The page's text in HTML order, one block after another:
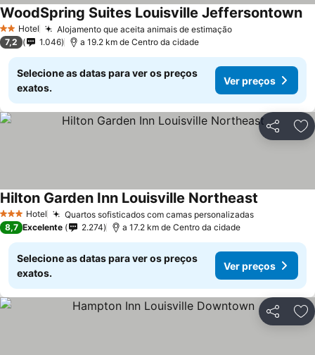
2 Estrelas
Hotel Alojamento que aceita animais de estimação
WoodSpring Suites Louisville Jeffersontown
7,2 1.046 a 19.2 km de Centro da cidade
Selecione as datas para ver os preços
exatos.
Ver preços
Partilhar
3 EstrelasHotel Quartos sofisticados com camas personalizadas
Hilton Garden Inn Louisville Northeast
8,7 Excelente 2.274 a 17.2 km de Centro da cidade
Selecione as datas para ver os preços
exatos.
Ver preços
Partilhar